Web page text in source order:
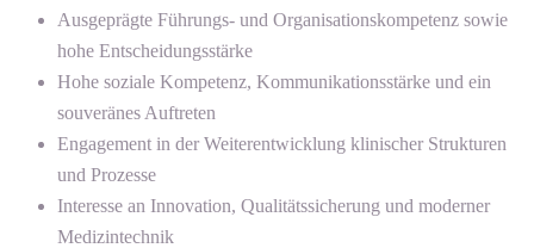
Ausgeprägte Führungs- und Organisationskompetenz sowie
hohe Entscheidungsstärke
Hohe soziale Kompetenz, Kommunikationsstärke und ein
souveränes Auftreten
Engagement in der Weiterentwicklung klinischer Strukturen
und Prozesse
Interesse an Innovation, Qualitätssicherung und moderner
Medizintechnik